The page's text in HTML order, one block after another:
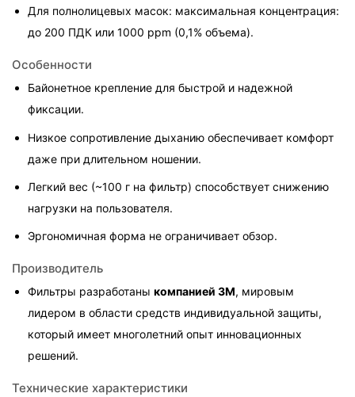
Для полнолицевых масок: максимальная концентрация:
до 200 ПДК или 1000 ppm (0,1% объема).
Особенности
Байонетное крепление для быстрой и надежной
фиксации.
Низкое сопротивление дыханию обеспечивает комфорт
даже при длительном ношении.
Легкий вес (~100 г на фильтр) способствует снижению
нагрузки на пользователя.
Эргономичная форма не ограничивает обзор.
Производитель
Фильтры разработаны компанией 3M, мировым
лидером в области средств индивидуальной защиты,
который имеет многолетний опыт инновационных
решений.
Технические характеристики